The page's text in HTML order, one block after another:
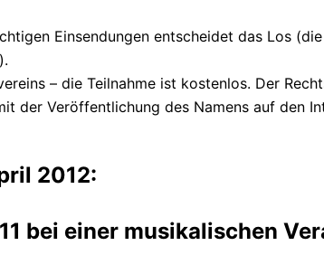
Einsendungen entscheidet das Los
– die Teilnahme ist kostenlos. Der
der Veröffentlichung des Namens auf den
2012:
bei einer musikalischen